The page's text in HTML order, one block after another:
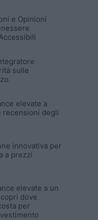
e Opinioni
sulle
elevate a
recensioni degli
innovativa per
a prezzi
elevate a un
dove
per